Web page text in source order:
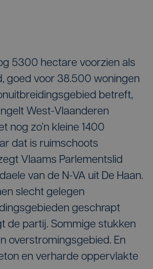
5300 hectare voorzien als
goed voor 38.500 woningen
betreft,
West-Vlaanderen
nog zo’n kleine 1400
dat is ruimschoots
Vlaams Parlementslid
van de N-VA uit De Haan.
slecht gelegen
geschrapt
de partij. Sommige stukken
overstromingsgebied. En
en verharde oppervlakte